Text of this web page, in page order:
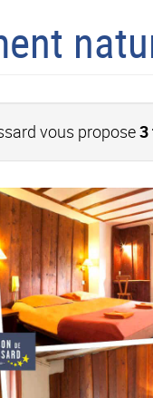
vous propose3